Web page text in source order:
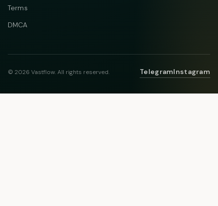
Terms
DMCA
© 2026 Vastflow. All rights reserved. TelegramInstagram